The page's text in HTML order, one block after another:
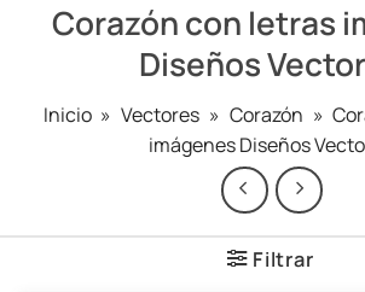
Corazón con letras
Diseños
Inicio » Vectores » Corazón »
imágenes Diseños
Filtrar